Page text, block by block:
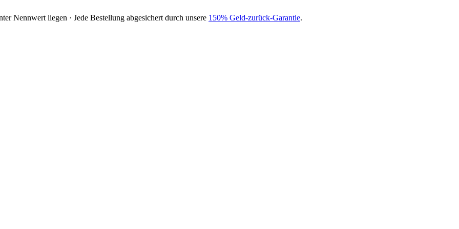
Nennwert liegen · Jede Bestellung abgesichert durch unsere 150% Geld-zurück-Garantie.